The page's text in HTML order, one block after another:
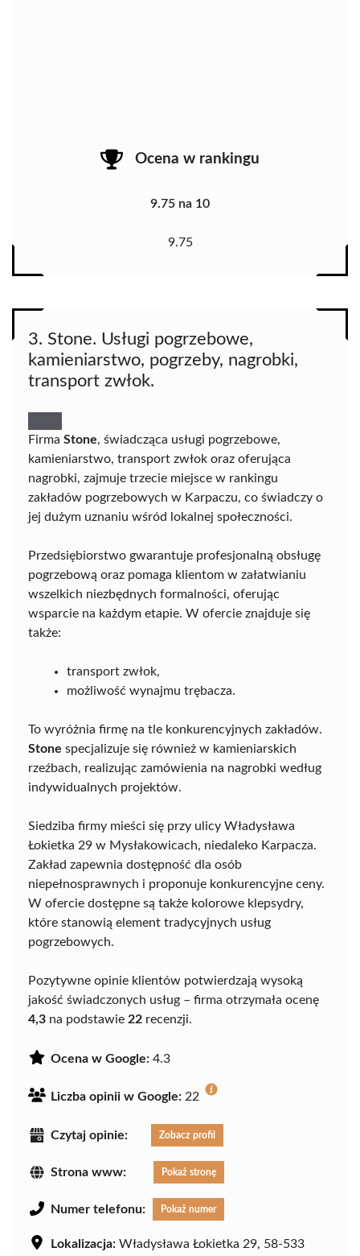
Ocena w rankingu
9.75 na 10
9.75
3. Stone. Usługi pogrzebowe,
kamieniarstwo, pogrzeby, nagrobki,
transport zwłok.
Firma Stone, świadcząca usługi pogrzebowe,
kamieniarstwo, transport zwłok oraz oferująca
nagrobki, zajmuje trzecie miejsce w rankingu
zakładów pogrzebowych w Karpaczu, co świadczy o
jej dużym uznaniu wśród lokalnej społeczności.
Przedsiębiorstwo gwarantuje profesjonalną obsługę
pogrzebową oraz pomaga klientom w załatwianiu
wszelkich niezbędnych formalności, oferując
wsparcie na każdym etapie. W ofercie znajduje się
także:
transport zwłok,
możliwość wynajmu trębacza.
To wyróżnia firmę na tle konkurencyjnych zakładów.
Stone specjalizuje się również w kamieniarskich
rzeźbach, realizując zamówienia na nagrobki według
indywidualnych projektów.
Siedziba firmy mieści się przy ulicy Władysława
Łokietka 29 w Mysłakowicach, niedaleko Karpacza.
Zakład zapewnia dostępność dla osób
niepełnosprawnych i proponuje konkurencyjne ceny.
W ofercie dostępne są także kolorowe klepsydry,
które stanowią element tradycyjnych usług
pogrzebowych.
Pozytywne opinie klientów potwierdzają wysoką
jakość świadczonych usług – firma otrzymała ocenę
4,3 na podstawie 22 recenzji.
Ocena w Google: 4.3
Liczba opinii w Google: 22
Czytaj opinie: Zobacz profil
Strona www: Pokaż stronę
Numer telefonu: Pokaż numer
Lokalizacja: Władysława Łokietka 29, 58-533